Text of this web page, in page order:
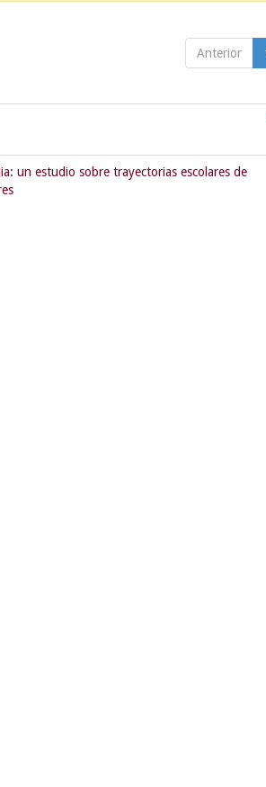
Anterior
un estudio sobre trayectorias escolares de